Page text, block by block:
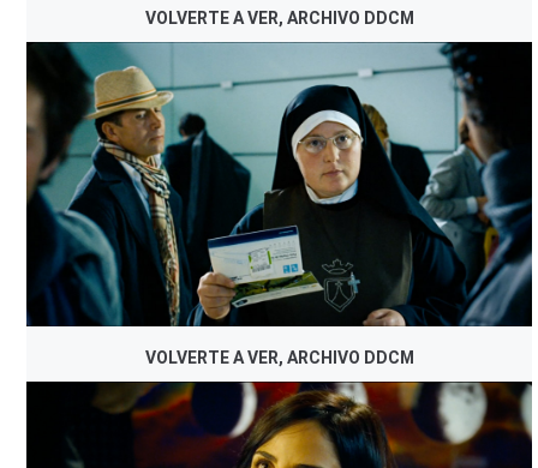
VOLVERTE A VER, ARCHIVO DDCM
VOLVERTE A VER, ARCHIVO DDCM